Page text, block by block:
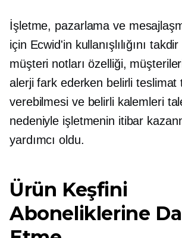
İşletme, pazarlama ve
için Ecwid'in kullanışlılığını
müşteri notları özelliği,
alerji fark ederken belirli teslimat
verebilmesi ve belirli kalemleri
nedeniyle işletmenin itibar
yardımcı oldu.
Ürün Keşfini
Aboneliklerine